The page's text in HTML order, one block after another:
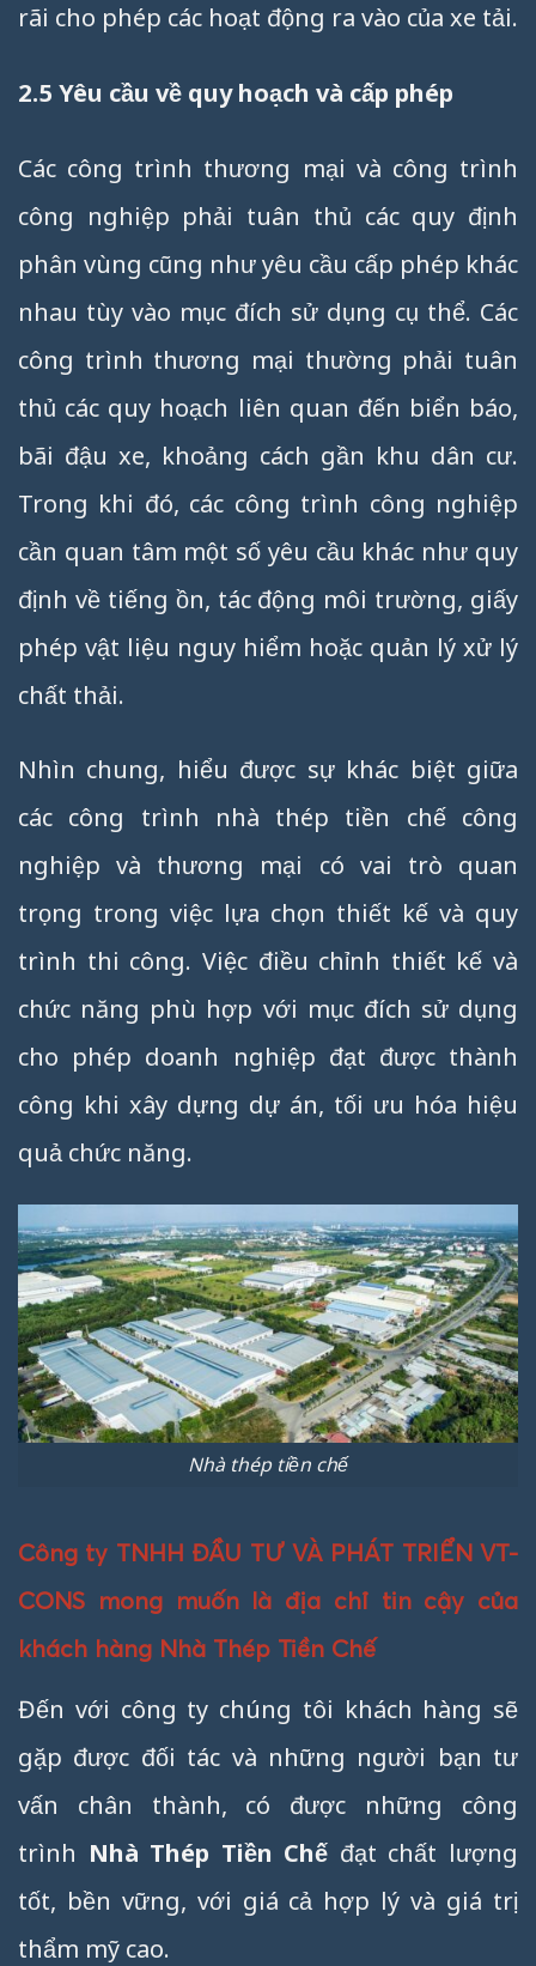
rãi cho phép các hoạt động ra vào của xe tải.
2.5 Yêu cầu về quy hoạch và cấp phép
Các công trình thương mại và công trình
công nghiệp phải tuân thủ các quy định
phân vùng cũng như yêu cầu cấp phép khác
nhau tùy vào mục đích sử dụng cụ thể. Các
công trình thương mại thường phải tuân
thủ các quy hoạch liên quan đến biển báo,
bãi đậu xe, khoảng cách gần khu dân cư.
Trong khi đó, các công trình công nghiệp
cần quan tâm một số yêu cầu khác như quy
định về tiếng ồn, tác động môi trường, giấy
phép vật liệu nguy hiểm hoặc quản lý xử lý
chất thải.
Nhìn chung, hiểu được sự khác biệt giữa
các công trình nhà thép tiền chế công
nghiệp và thương mại có vai trò quan
trọng trong việc lựa chọn thiết kế và quy
trình thi công. Việc điều chỉnh thiết kế và
chức năng phù hợp với mục đích sử dụng
cho phép doanh nghiệp đạt được thành
công khi xây dựng dự án, tối ưu hóa hiệu
quả chức năng.
Nhà thép tiền chế
Công ty TNHH ĐẦU TƯ VÀ PHÁT TRIỂN VT-
CONS mong muốn là địa chỉ tin cậy của
khách hàng Nhà Thép Tiền Chế
Đến với công ty chúng tôi khách hàng sẽ
gặp được đối tác và những người bạn tư
vấn chân thành, có được những công
trình Nhà Thép Tiền Chế đạt chất lượng
tốt, bền vững, với giá cả hợp lý và giá trị
thẩm mỹ cao.